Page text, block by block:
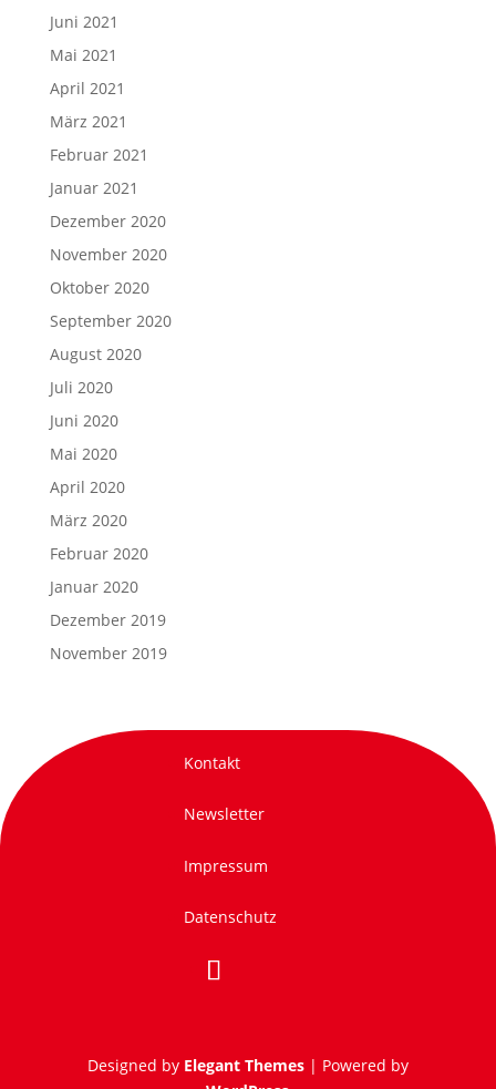
Juni 2021
Mai 2021
April 2021
März 2021
Februar 2021
Januar 2021
Dezember 2020
November 2020
Oktober 2020
September 2020
August 2020
Juli 2020
Juni 2020
Mai 2020
April 2020
März 2020
Februar 2020
Januar 2020
Dezember 2019
November 2019
Kontakt
Newsletter
Impressum
Datenschutz
Designed by Elegant Themes| Powered by